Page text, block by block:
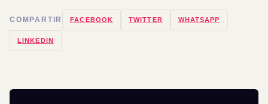
COMPARTIR FACEBOOK TWITTER WHATSAPP
LINKEDIN